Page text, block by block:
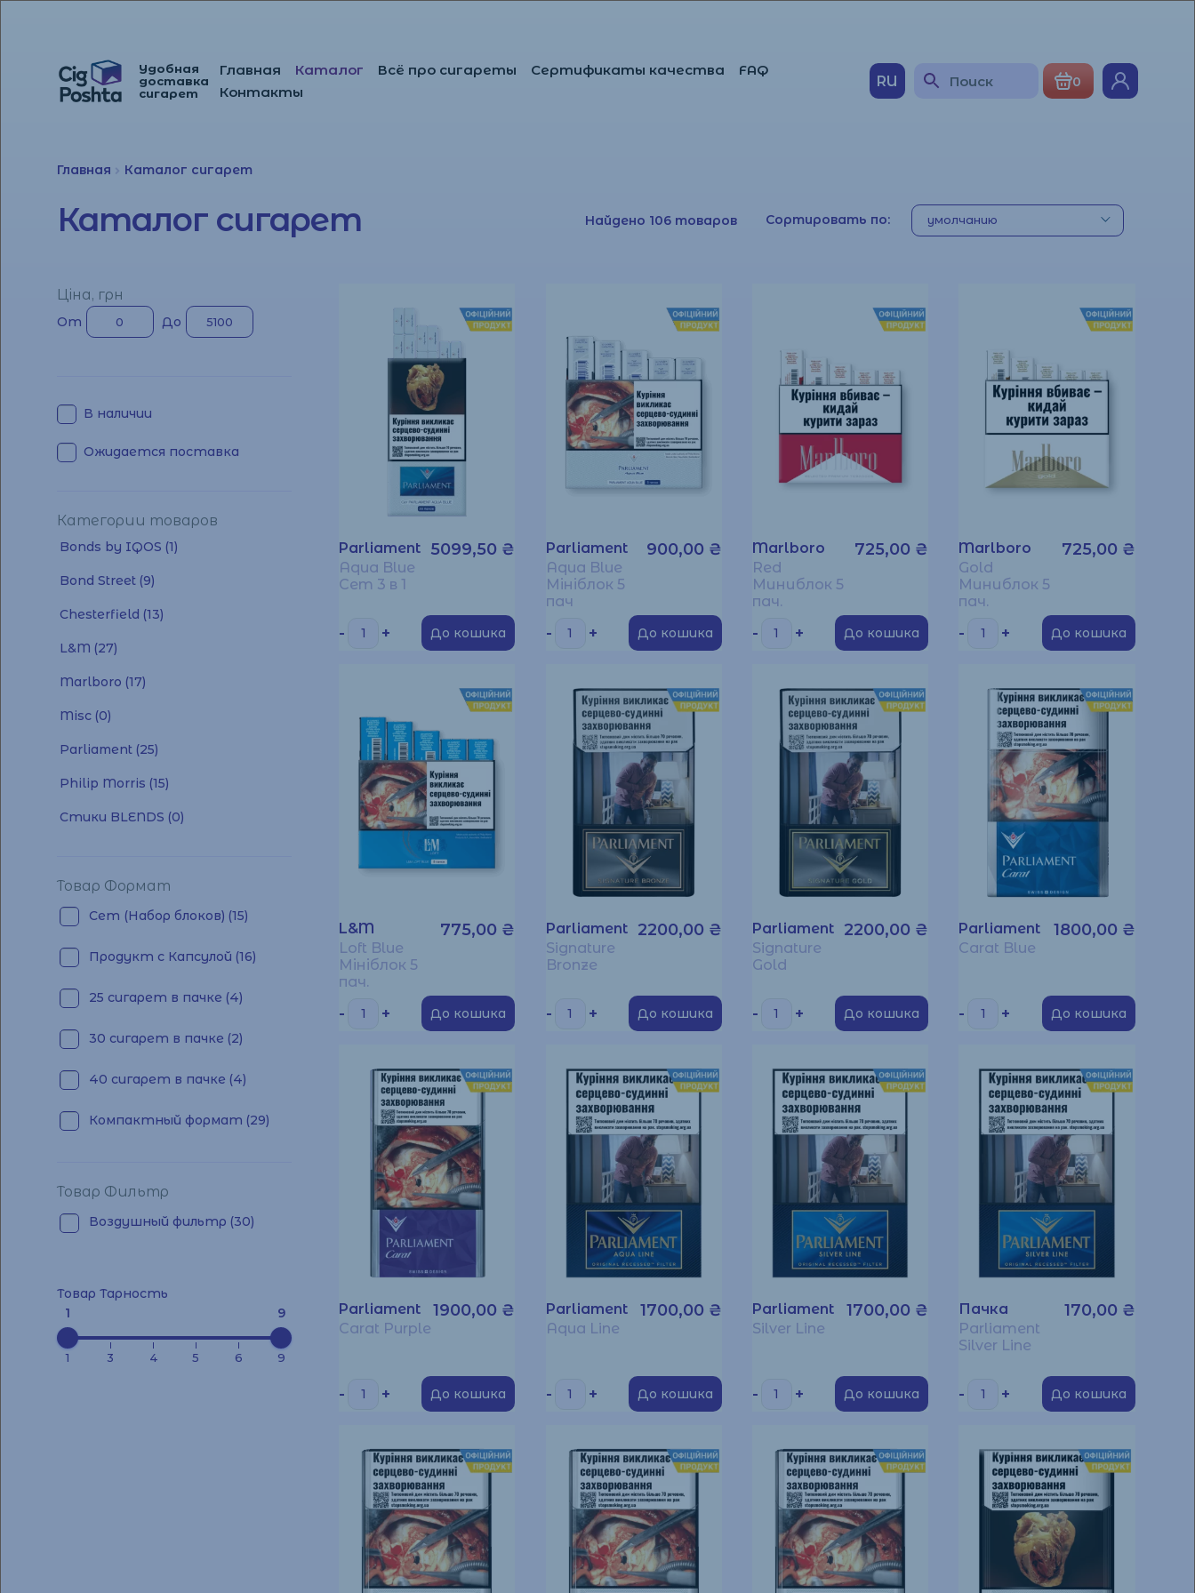
Удобная
доставка
сигарет
Перейти
Перейти
Главная Каталог Всё про сигареты Сертификаты качества
FAQ
Контакты
RU 0
Главная Каталог сигарет
Каталог сигарет Найдено 106 товаров Сортировать по:
Parliament
Aqua Blue
Сет 3 в 1
5099,50 ₴
- + До кошика
Parliament
Aqua Blue
Мініблок 5
пач
900,00 ₴
- + До кошика
Marlboro
Red
Миниблок 5
пач.
725,00 ₴
- + До кошика
Marlboro
Gold
Миниблок 5
пач.
725,00 ₴
- + До кошика
L&M
Loft Blue
Мініблок 5
пач.
775,00 ₴
- + До кошика
Parliament
Signature
Bronze
2200,00 ₴
- + До кошика
Parliament
Signature
Gold
2200,00 ₴
- + До кошика
Parliament
Carat Blue
1800,00 ₴
- + До кошика
Parliament
Carat Purple
1900,00 ₴
- + До кошика
Parliament
Aqua Line
1700,00 ₴
- + До кошика
Parliament
Silver Line
1700,00 ₴
- + До кошика
Пачка
Parliament
Silver Line
170,00 ₴
- + До кошика
Ціна, грн
От До
В наличии
Ожидается поставка
Категории товаров
Bonds by IQOS (1)
Bond Street (9)
Chesterfield (13)
L&M (27)
Marlboro (17)
Misc (0)
Parliament (25)
Philip Morris (15)
Стики BLENDS (0)
Товар Формат
Сет (Набор блоков) (15)
Продукт с Капсулой (16)
25 сигарет в пачке (4)
30 сигарет в пачке (2)
40 сигарет в пачке (4)
Компактный формат (29)
Товар Фильтр
Воздушный фильтр (30)
Товар Тарность
1
9
1 3 4 5 6 9